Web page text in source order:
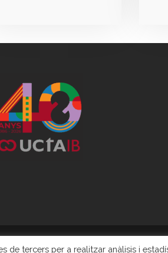
de tercers per a realitzar anàlisis i